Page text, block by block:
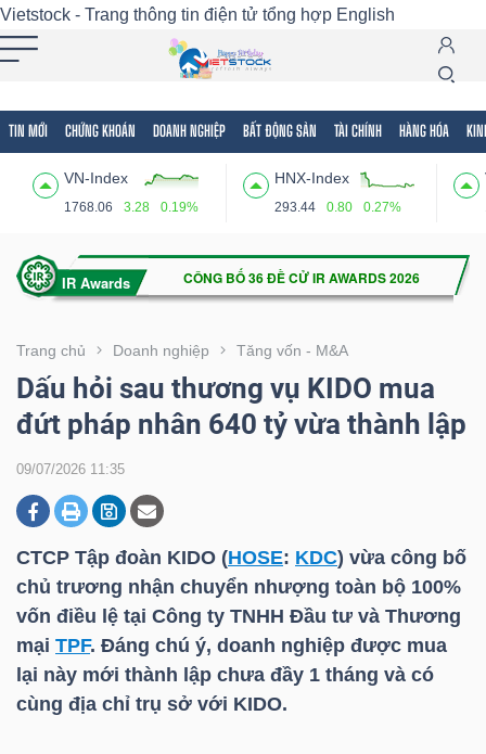
Vietstock - Trang thông tin điện tử tổng hợp English
TIN MỚI CHỨNG KHOÁN DOANH NGHIỆP BẤT ĐỘNG SẢN TÀI CHÍNH HÀNG HÓA
VN-Index
1768.06 3.28 0.19%
HNX-Index
293.44 0.80 0.27%
Trang chủ Doanh nghiệp Tăng vốn - M&A
Dấu hỏi sau thương vụ KIDO mua
đứt pháp nhân 640 tỷ vừa thành lập
09/07/2026 11:35
CTCP Tập đoàn KIDO (HOSE: KDC) vừa công bố
chủ trương nhận chuyển nhượng toàn bộ 100%
vốn điều lệ tại Công ty TNHH Đầu tư và Thương
mại TPF. Đáng chú ý, doanh nghiệp được mua
lại này mới thành lập chưa đầy 1 tháng và có
cùng địa chỉ trụ sở với KIDO.
Tất cả Tính năng Ngành Mã chứng khoán
Tính
(-)
VIETSTOCK
CHỨNG
DOANH
NGHIỆP
BẤT